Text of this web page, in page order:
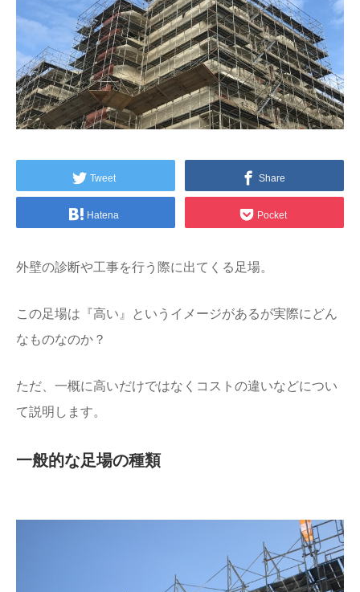
Tweet Share
Hatena Pocket
外壁の診断や工事を行う際に出てくる足場。
この足場は『高い』というイメージがあるが実際にどん
なものなのか？
ただ、一概に高いだけではなくコストの違いなどについ
て説明します。
一般的な足場の種類